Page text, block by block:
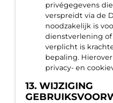
privégegevens
verspreidt via de
noodzakelijk is
dienstverlening
verplicht is
bepaling.
privacy- en
13. WIJZIGING